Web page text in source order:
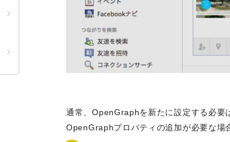
通常、OpenGraphを新たに設定する必要
OpenGraphプロパティの追加が必要な場